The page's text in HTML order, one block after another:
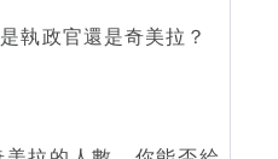
執政官還是奇美拉？